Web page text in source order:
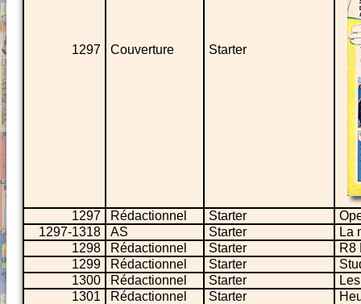
1297 Couverture Starter
1297 Rédactionnel Starter
1297-1318
AS Starter
La
1298
Rédactionnel Starter
R8
1299
Rédactionnel Starter
1300
Rédactionnel Starter
1301
Rédactionnel Starter